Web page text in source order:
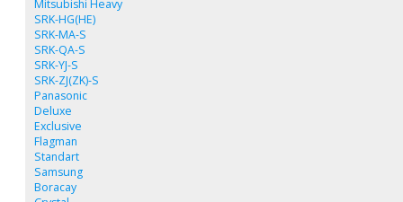
Mitsubishi Heavy
SRK-HG(HE)
SRK-MA-S
SRK-QA-S
SRK-YJ-S
SRK-ZJ(ZK)-S
Panasonic
Deluxe
Exclusive
Flagman
Standart
Samsung
Boracay